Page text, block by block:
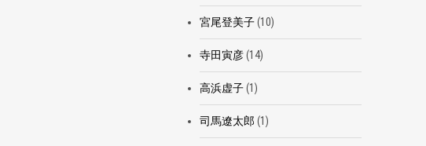
宮尾登美子(10)
寺田寅彦(14)
高浜虚子(1)
司馬遼太郎 (1)